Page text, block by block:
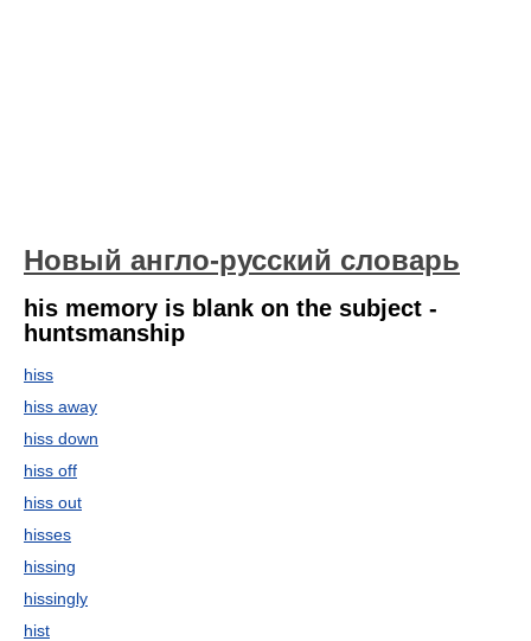
Новый англо-русский словарь
his memory is blank on the subject -
huntsmanship
hiss
hiss away
hiss down
hiss off
hiss out
hisses
hissing
hissingly
hist